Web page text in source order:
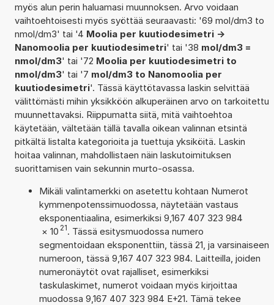
myös alun perin haluamasi muunnoksen. Arvo voidaan
vaihtoehtoisesti myös syöttää seuraavasti: '69 mol/dm3 to
nmol/dm3' tai '4 Moolia per kuutiodesimetri ->
Nanomoolia per kuutiodesimetri' tai '38 mol/dm3 =
nmol/dm3' tai '72 Moolia per kuutiodesimetri to
nmol/dm3' tai '7 mol/dm3 to Nanomoolia per
kuutiodesimetri'. Tässä käyttötavassa laskin selvittää
välittömästi mihin yksikköön alkuperäinen arvo on tarkoitettu
muunnettavaksi. Riippumatta siitä, mitä vaihtoehtoa
käytetään, vältetään tällä tavalla oikean valinnan etsintä
pitkältä listalta kategorioita ja tuettuja yksiköitä. Laskin
hoitaa valinnan, mahdollistaen näin laskutoimituksen
suorittamisen vain sekunnin murto-osassa.
Mikäli valintamerkki on asetettu kohtaan Numerot
kymmenpotenssimuodossa, näytetään vastaus
eksponentiaalina, esimerkiksi 9,167 407 323 984
× 10 21. Tässä esitysmuodossa numero
segmentoidaan eksponenttiin, tässä 21, ja varsinaiseen
numeroon, tässä 9,167 407 323 984. Laitteilla, joiden
numeronäytöt ovat rajalliset, esimerkiksi
taskulaskimet, numerot voidaan myös kirjoittaa
muodossa 9,167 407 323 984 E+21. Tämä tekee